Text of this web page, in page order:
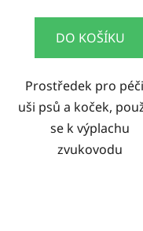
DO KOŠÍKU
Prostředek pro
uši psů a koček,
se k výplachu
zvukovodu